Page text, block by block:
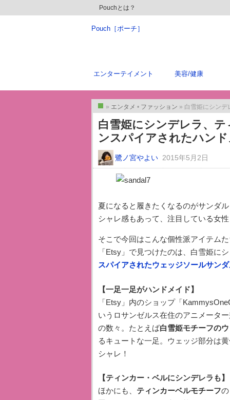
Pouchとは？
Pouch［ポーチ］
エンターテイメント 美容/健康
トップ
» エンタメ
トップ
• ファッション » 白雪姫にシンデレラ、
白雪姫にシンデレラ、
ンスパイアされたハン
鷺ノ宮やよい 2015年5月2日
夏になると履きたくなるのがサンダ
シャレ感もあって、注目している女
そこで今回はこんな個性派アイテム
「Etsy」で見つけたのは、白雪姫
スパイアされたウェッジソールサン
【一足一足がハンドメイド】
「Etsy」内のショップ「
いうロサンゼルス在住のアニメータ
の数々。たとえば白雪姫モチーフの
るキュートな一足。ウェッジ部分は
シャレ！
【ティンカー・ベルにシンデレラも】
ほかにも、 ティンカーベルモチーフ